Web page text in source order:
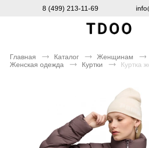
8 (499) 213-11-69
Главная Каталог
Женщинам
Женская одежда
Куртки Куртка